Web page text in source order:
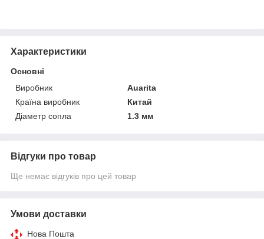
Характеристики
Основні
Виробник
Auarita
Країна виробник
Китай
Діаметр сопла
1.3 мм
Відгуки про товар
Ще немає відгуків про цей товар
Умови доставки
Нова Пошта